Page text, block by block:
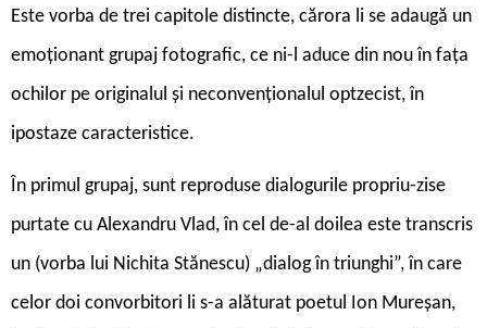
Este vorba de trei capitole distincte, cărora li se adaugă un
emoționant grupaj fotografic, ce ni-l aduce din nou în fața
ochilor pe originalul și neconvenționalul optzecist, în
ipostaze caracteristice.
În primul grupaj, sunt reproduse dialogurile propriu-zise
purtate cu Alexandru Vlad, în cel de-al doilea este transcris
un (vorba lui Nichita Stănescu) „dialog în triunghi”, în care
celor doi convorbitori li s-a alăturat poetul Ion Mureșan,